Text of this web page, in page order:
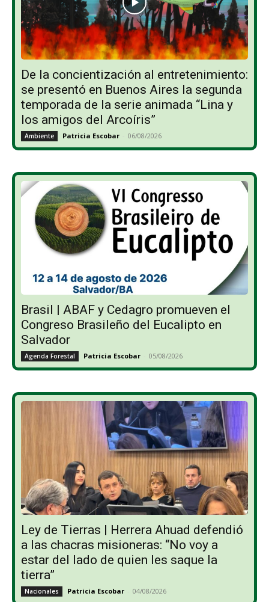
De la concientización al entretenimiento:
se presentó en Buenos Aires la segunda
temporada de la serie animada “Lina y
los amigos del Arcoíris”
Ambiente Patricia Escobar - 06/08/2026
Brasil | ABAF y Cedagro promueven el
Congreso Brasileño del Eucalipto en
Salvador
Agenda Forestal Patricia Escobar - 05/08/2026
Ley de Tierras | Herrera Ahuad defendió
a las chacras misioneras: “No voy a
estar del lado de quien les saque la
tierra”
Nacionales Patricia Escobar - 04/08/2026